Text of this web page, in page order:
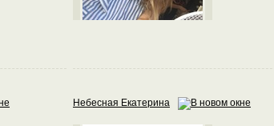
Небесная Екатерина